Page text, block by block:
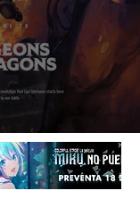
¿TE ATREVES?